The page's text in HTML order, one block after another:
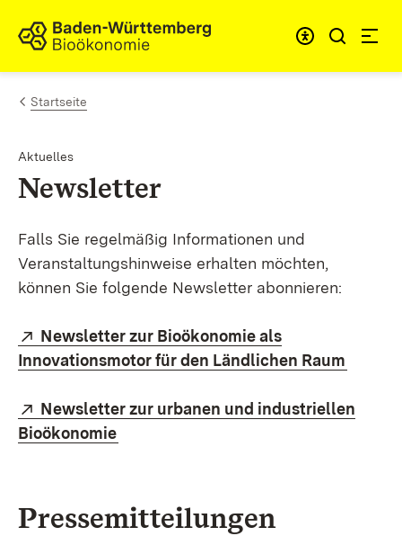
Zum Inhalt springen
Link zur Startseite
Startseite
Aktuelles
Newsletter
Falls Sie regelmäßig Informationen und
Veranstaltungshinweise erhalten möchten,
können Sie folgende Newsletter abonnieren:
Extern:
Newsletter zur Bioökonomie als
Innovationsmotor für den Ländlichen Raum
Extern:
Newsletter zur urbanen und industriellen
Bioökonomie
Pressemitteilungen